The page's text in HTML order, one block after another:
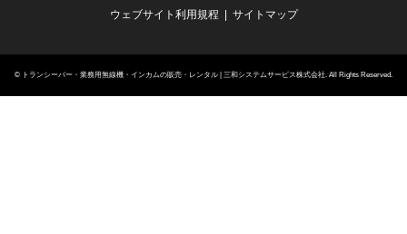
ウェブサイト利用規程
サイトマップ
© トランシーバー・業務用無線機・インカムの販売・レンタル | 三和システムサービス株式会社 . All Rights Reserved.